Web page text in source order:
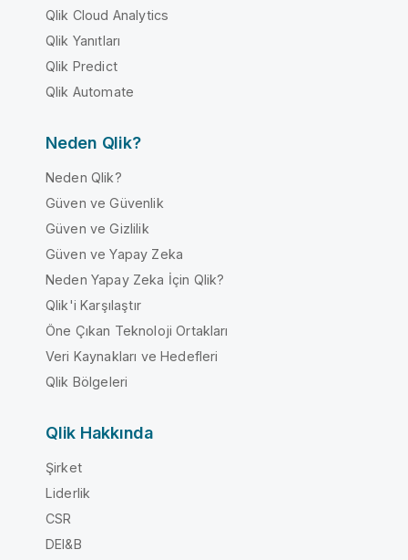
Qlik Cloud Analytics
Qlik Yanıtları
Qlik Predict
Qlik Automate
Neden Qlik?
Neden Qlik?
Güven ve Güvenlik
Güven ve Gizlilik
Güven ve Yapay Zeka
Neden Yapay Zeka İçin Qlik?
Qlik'i Karşılaştır
Öne Çıkan Teknoloji Ortakları
Veri Kaynakları ve Hedefleri
Qlik Bölgeleri
Qlik Hakkında
Şirket
Liderlik
CSR
DEI&B